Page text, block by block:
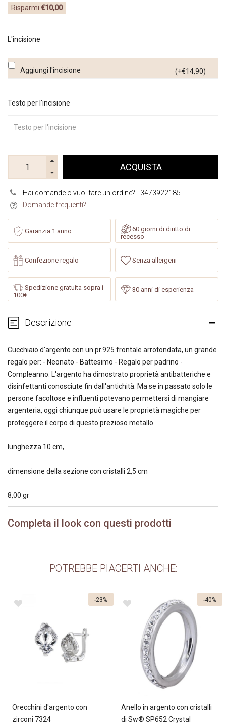
Risparmi €10,00
L'incisione
Aggiungi l'incisione (+€14,90)
Testo per l'incisione
ACQUISTA
Hai domande o vuoi fare un ordine? - 3473922185
Domande frequenti?
Garanzia 1 anno
60 giorni di diritto di
recesso
Confezione regalo Senza allergeni
Spedizione gratuita sopra i
100€
30 anni di esperienza
Descrizione
Cucchiaio d'argento con un pr.925 frontale arrotondata, un grande
regalo per: - Neonato - Battesimo - Regalo per padrino -
Compleanno. L'argento ha dimostrato proprietà antibatteriche e
disinfettanti conosciute fin dall'antichità. Ma se in passato solo le
persone facoltose e influenti potevano permettersi di mangiare
argenteria, oggi chiunque può usare le proprietà magiche per
proteggere il corpo di questo prezioso metallo.
lunghezza 10 cm,
dimensione della sezione con cristalli 2,5 cm
8,00 gr
Completa il look con questi prodotti
POTREBBE PIACERTI ANCHE:
Orecchini d'argento con
zirconi 7324
-23%
Anello in argento con cristalli
di Sw® SP652 Crystal
-40%